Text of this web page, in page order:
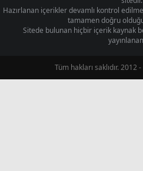
Hazırlanan içerikler devamlı kontrol
tamamen doğru
Sitede bulunan hiçbir içerik kaynak
Tüm hakları saklıdır.